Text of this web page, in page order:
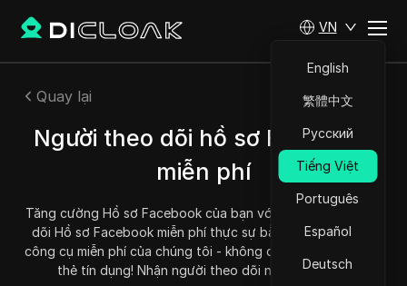
VN
English
繁體中文
Русский
Tiếng Việt
Português
Español
Deutsch
Quay lại
Người theo dõi hồ sơ Facebook
miễn phí
Tăng cường Hồ sơ Facebook của bạn với 100% người theo
dõi Hồ sơ Facebook miễn phí thực sự bằng cách sử dụng
công cụ miễn phí của chúng tôi - không cần thanh toán hay
thẻ tín dụng! Nhận người theo dõi ngay hôm nay.